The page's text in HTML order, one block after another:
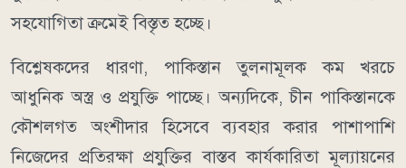
সহযোগিতা ক্রমেই বিস্তৃত হচ্ছে।
বিশ্লেষকদের ধারণা, পাকিস্তান তুলনামূলক কম খরচে
আধুনিক অস্ত্র ও প্রযুক্তি পাচ্ছে। অন্যদিকে, চীন পাকিস্তানকে
কৌশলগত অংশীদার হিসেবে ব্যবহার করার পাশাপাশি
নিজেদের প্রতিরক্ষা প্রযুক্তির বাস্তব কার্যকারিতা মূল্যায়নের